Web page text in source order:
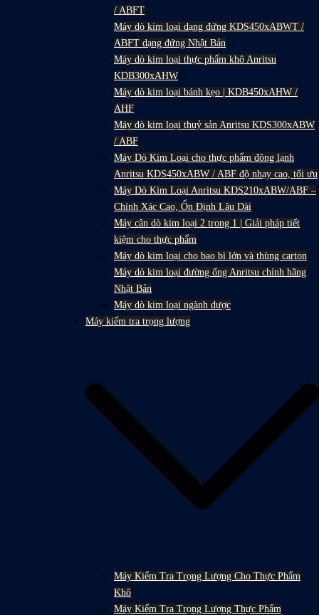
/ ABFT
Máy dò kim loại dạng đứng KDS450xABWT /
ABFT dạng đứng Nhật Bản
Máy dò kim loại thực phẩm khô Anritsu
KDB300xAHW
Máy dò kim loại bánh kẹo | KDB450xAHW /
AHF
Máy dò kim loại thuỷ sản Anritsu KDS300xABW
/ ABF
Máy Dò Kim Loại cho thực phẩm đông lạnh
Anritsu KDS450xABW / ABF độ nhạy cao, tối ưu
Máy Dò Kim Loại Anritsu KDS210xABW/ABF –
Chính Xác Cao, Ổn Định Lâu Dài
Máy cân dò kim loại 2 trong 1 | Giải pháp tiết
kiệm cho thực phẩm
Máy dò kim loại cho bao bì lớn và thùng carton
Máy dò kim loại đường ống Anritsu chính hãng
Nhật Bản
Máy dò kim loại ngành dược
Máy kiểm tra trọng lượng
Máy Kiểm Tra Trọng Lượng Cho Thực Phẩm
Khô
Máy Kiểm Tra Trọng Lượng Thực Phẩm